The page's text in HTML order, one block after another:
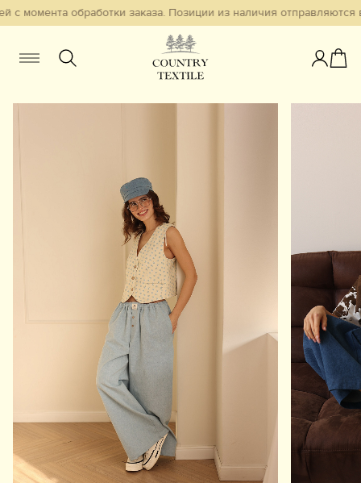
обработки заказа. Позиции из наличия отправляются
Аксессуары
Украшения